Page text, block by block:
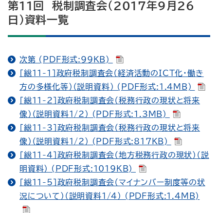
第11回 税制調査会（2017年9月26
日）資料一覧
次第 (PDF形式:99KB)
［総11-1］政府税制調査会（経済活動のICT化・働き
方の多様化等）（説明資料） (PDF形式:1.4MB)
［総11-2］政府税制調査会（税務行政の現状と将来
像）（説明資料1/2） (PDF形式:1.3MB)
［総11-3］政府税制調査会（税務行政の現状と将来
像）（説明資料1/2） (PDF形式:817KB)
［総11-4］政府税制調査会（地方税務行政の現状）（説
明資料） (PDF形式:1019KB)
［総11-5］政府税制調査会（マイナンバー制度等の状
況について）（説明資料1/4） (PDF形式:1.4MB)